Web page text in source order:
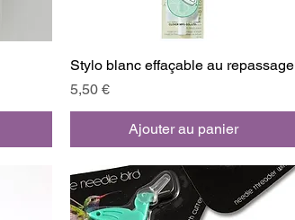
Stylo blanc effaçable au repassage
Prix
5,50 €
Ajouter au panier